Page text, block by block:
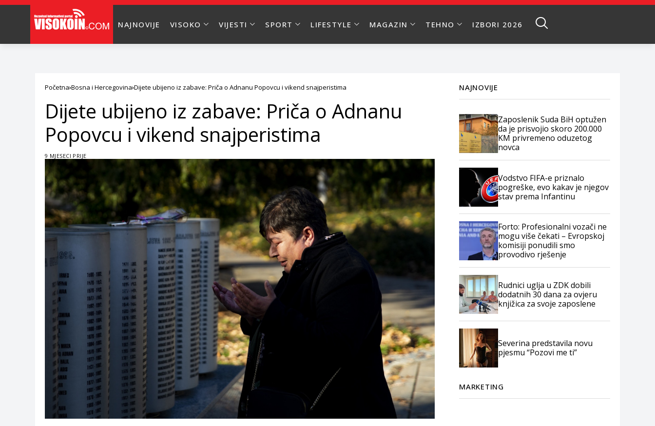
NAJNOVIJE VISOKO VIJESTI SPORT LIFESTYLE MAGAZIN TEHNO IZBORI 2026
Početna Bosna i Hercegovina Dijete ubijeno iz zabave: Priča o Adnanu Popovcu i vikend snajperistima
Dijete ubijeno iz zabave: Priča o Adnanu
Popovcu i vikend snajperistima
9 MJESECI PRIJE
NAJNOVIJE
Zaposlenik Suda BiH optužen
da je prisvojio skoro 200.000
KM privremeno oduzetog
novca
Vodstvo FIFA-e priznalo
pogreške, evo kakav je njegov
stav prema Infantinu
Forto: Profesionalni vozači ne
mogu više čekati – Evropskoj
komisiji ponudili smo
provodivo rješenje
Rudnici uglja u ZDK dobili
dodatnih 30 dana za ovjeru
knjižica za svoje zaposlene
Severina predstavila novu
pjesmu “Pozovi me ti”
MARKETING